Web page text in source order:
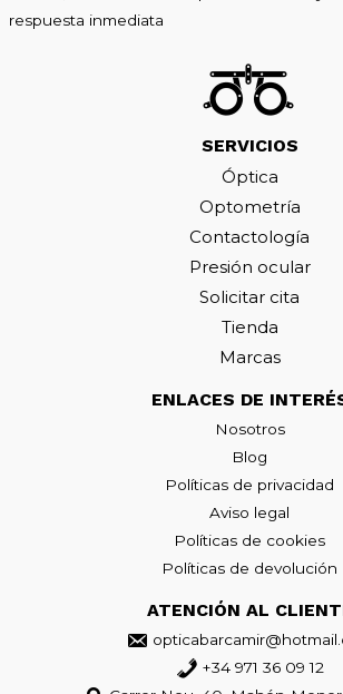
respuesta inmediata
SERVICIOS
Óptica
Optometría
Contactología
Presión ocular
Solicitar cita
Tienda
Marcas
ENLACES DE
Nosotros
Blog
Políticas de privacidad
Aviso legal
Políticas de cookies
Políticas de devolución
ATENCIÓN AL
+34 971 36 09 12